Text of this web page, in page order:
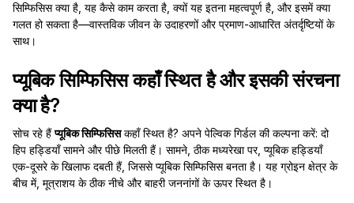
सिम्फिसिस क्या है, यह कैसे काम करता है, क्यों यह इतना महत्वपूर्ण है, और इसमें क्या
गलत हो सकता है—वास्तविक जीवन के उदाहरणों और प्रमाण-आधारित अंतर्दृष्टियों के
साथ।
प्यूबिक सिम्फिसिस कहाँ स्थित है और इसकी संरचना
क्या है?
सोच रहे हैंप्यूबिक सिम्फिसिसकहाँ स्थित है? अपने पेल्विक गिर्डल की कल्पना करें: दो
हिप हड्डियाँ सामने और पीछे मिलती हैं। सामने, ठीक मध्यरेखा पर, प्यूबिक हड्डियाँ
एक-दूसरे के खिलाफ दबती हैं, जिससे प्यूबिक सिम्फिसिस बनता है। यह ग्रोइन क्षेत्र के
बीच में, मूत्राशय के ठीक नीचे और बाहरी जननांगों के ऊपर स्थित है।